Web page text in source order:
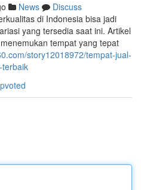
News
Discuss
di Indonesia bisa jadi
yang tersedia saat ini. Artikel
tempat yang tepat
story12018972/tempat-jual-
terbaik